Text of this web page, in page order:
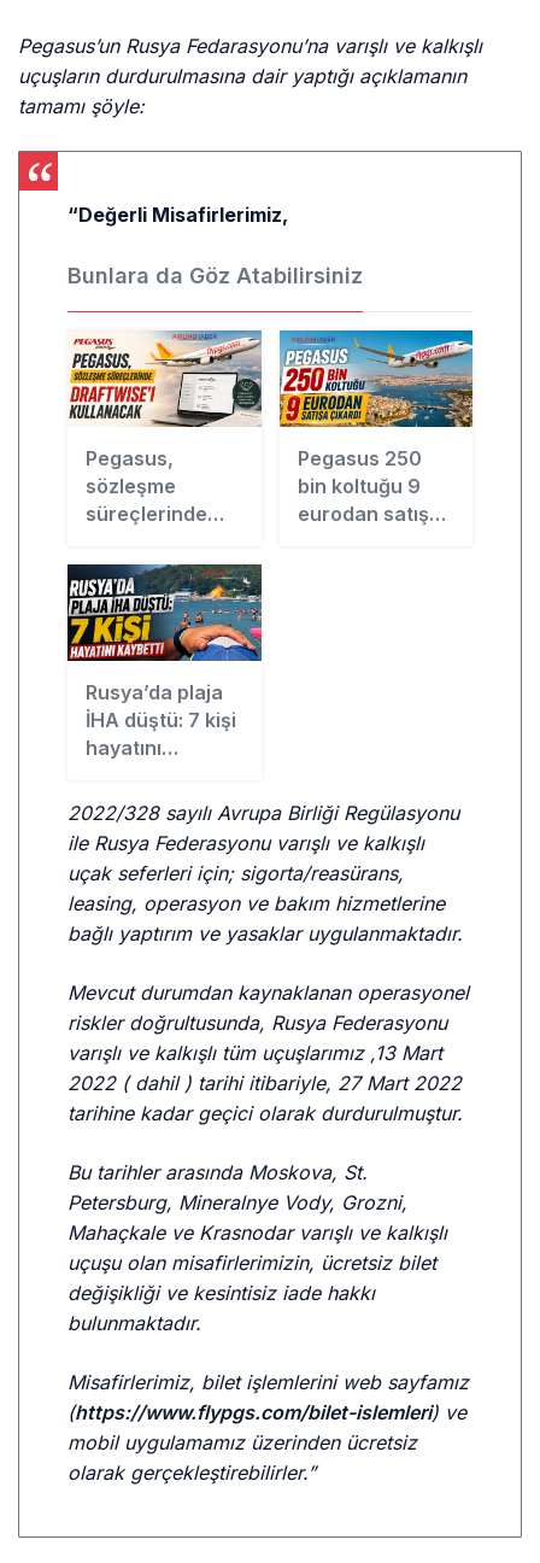
Pegasus’un Rusya Fedarasyonu’na varışlı ve kalkışlı
uçuşların durdurulmasına dair yaptığı açıklamanın
tamamı şöyle:
“Değerli Misafirlerimiz,
Bunlara da Göz Atabilirsiniz
Pegasus,
sözleşme
süreçlerinde
kullanacak
Pegasus 250
bin koltuğu 9
eurodan satışa
Rusya’da plaja
İHA düştü: 7 kişi
hayatını
2022/328 sayılı Avrupa Birliği Regülasyonu
ile Rusya Federasyonu varışlı ve kalkışlı
uçak seferleri için; sigorta/reasürans,
leasing, operasyon ve bakım hizmetlerine
bağlı yaptırım ve yasaklar uygulanmaktadır.
Mevcut durumdan kaynaklanan operasyonel
riskler doğrultusunda, Rusya Federasyonu
varışlı ve kalkışlı tüm uçuşlarımız ,13 Mart
2022 ( dahil ) tarihi itibariyle, 27 Mart 2022
tarihine kadar geçici olarak durdurulmuştur.
Bu tarihler arasında Moskova, St.
Petersburg, Mineralnye Vody, Grozni,
Mahaçkale ve Krasnodar varışlı ve kalkışlı
uçuşu olan misafirlerimizin, ücretsiz bilet
değişikliği ve kesintisiz iade hakkı
bulunmaktadır.
Misafirlerimiz, bilet işlemlerini web sayfamız
(https://www.flypgs.com/bilet-islemleri) ve
mobil uygulamamız üzerinden ücretsiz
olarak gerçekleştirebilirler.”